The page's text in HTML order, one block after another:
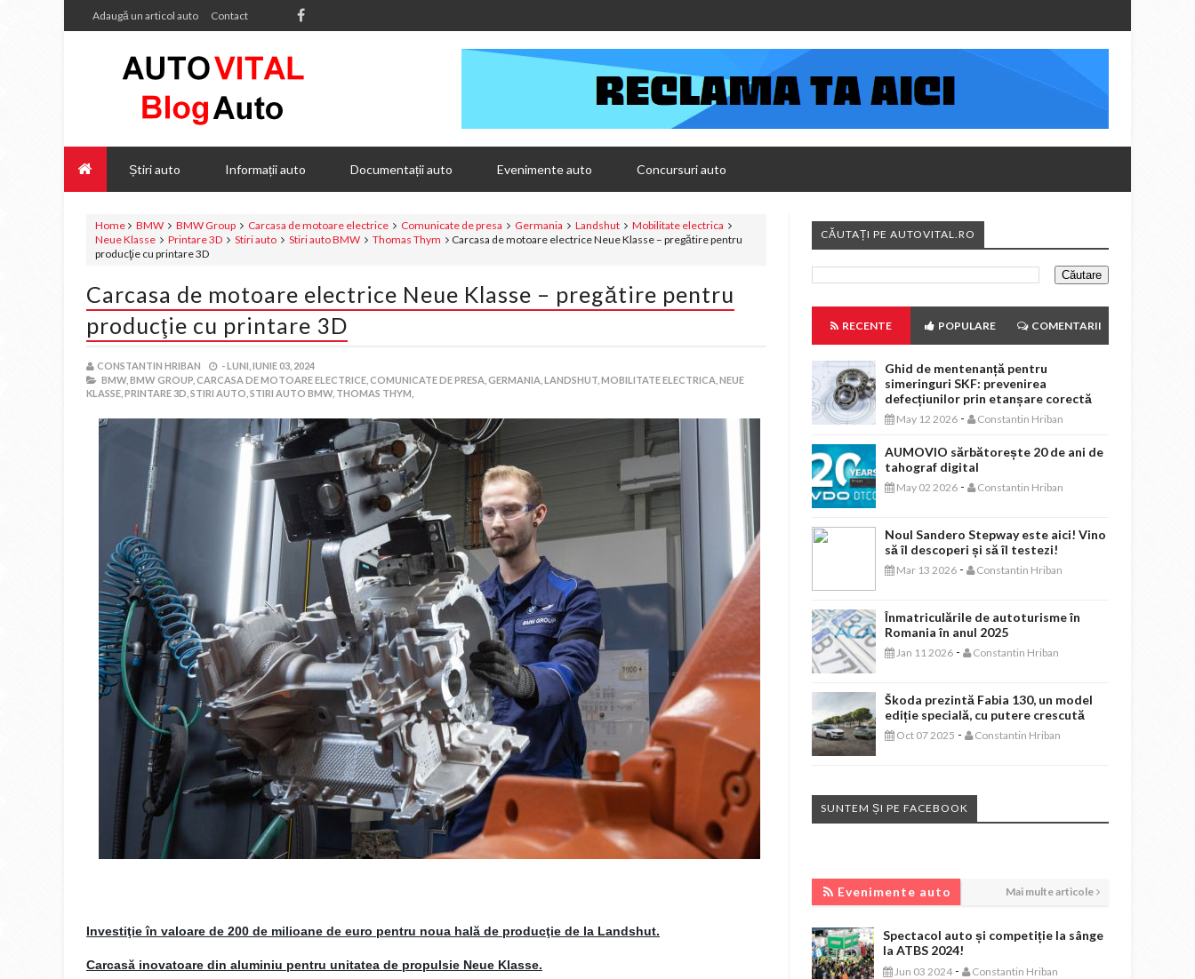
Adaugă un articol auto Contact
Știri auto Informații auto Documentații auto Evenimente auto Concursuri auto
Home BMW BMW Group Carcasa de motoare electrice Comunicate de presa Germania Landshut
Mobilitate electrica
Neue Klasse
Printare 3D Stiri auto Stiri auto BMW Thomas Thym
Carcasa de motoare electrice Neue Klasse – pregătire pentru
producţie cu printare 3D
Carcasa de motoare electrice Neue Klasse – pregătire pentru
producţie cu printare 3D
CONSTANTIN HRIBAN -LUNI, IUNIE 03, 2024
BMW, BMW GROUP, CARCASA DE MOTOARE ELECTRICE, COMUNICATE DE PRESA, GERMANIA, LANDSHUT, MOBILITATE ELECTRICA, NEUE
KLASSE, PRINTARE 3D, STIRI AUTO, STIRI AUTO BMW, THOMAS THYM,
Investiţie în valoare de 200 de milioane de euro pentru noua hală de producţie de la Landshut.
Carcasă inovatoare din aluminiu pentru unitatea de propulsie Neue Klasse.
CĂUTAȚI PE AUTOVITAL.RO
RECENTE POPULARE COMENTARII
Ghid de mentenanță pentru
simeringuri SKF: prevenirea
defecțiunilor prin etanșare corectă
May 12 2026 - Constantin Hriban
AUMOVIO sărbătorește 20 de ani de
tahograf digital
May 02 2026 - Constantin Hriban
Noul Sandero Stepway este aici! Vino
să îl descoperi și să îl testezi!
Mar 13 2026 - Constantin Hriban
Înmatriculările de autoturisme în
Romania în anul 2025
Jan 11 2026 - Constantin Hriban
Škoda prezintă Fabia 130, un model
ediție specială, cu putere crescută
Oct 07 2025 - Constantin Hriban
SUNTEM ȘI PE FACEBOOK
Evenimente auto Mai multe articole
Spectacol auto și competiție la sânge
la ATBS 2024!
Jun 03 2024 - Constantin Hriban